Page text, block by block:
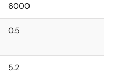
6000
0.5
5.2